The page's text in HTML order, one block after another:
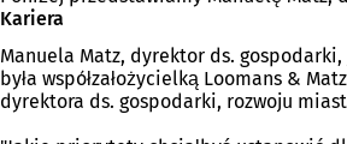
Kariera
Manuela Matz, dyrektor ds.
była współzałożycielką Loomans &
dyrektora ds. gospodarki, rozwoju